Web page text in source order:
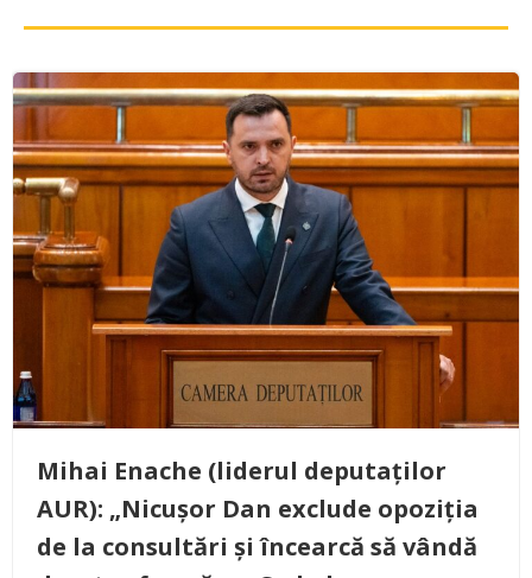
Mihai Enache (liderul deputaților
AUR): „Nicușor Dan exclude opoziția
de la consultări și încearcă să vândă